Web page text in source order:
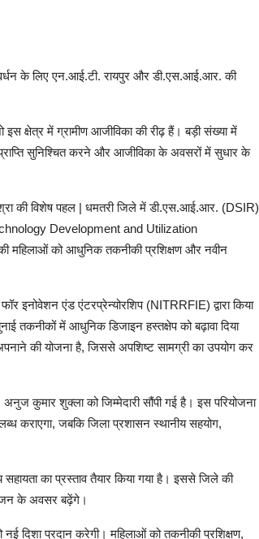
के लिए एन.आई.टी. रायपुर और डी.एस.आई.आर. की
क्षेत्र में ग्रामीण आजीविका की रीढ़ हैं। बड़ी संख्या में
सुनिश्चित करने और आजीविका के अवसरों में सुधार के
की विशेष पहल | धमतरी जिले में डी.एस.आई.आर. (DSIR)
Development and Utilization
महिलाओं को आधुनिक तकनीकी प्रशिक्षण और नवीन
इनोवेशन एंड एंटरप्रेन्योरशिप (NITRRFIE) द्वारा किया
तकनीकों में आधुनिक डिजाइन हस्तक्षेप को बढ़ावा दिया
की योजना है, जिससे अपशिष्ट सामग्री का उपयोग कर
कुमार शुक्ला को जिम्मेदारी सौंपी गई है। इस परियोजना
कराएगा, जबकि जिला प्रशासन स्थानीय सहयोग,
का प्रस्ताव तैयार किया गया है। इससे जिले की
सृजन के अवसर बढ़ेंगे।
दिशा प्रदान करेगी। महिलाओं को तकनीकी प्रशिक्षण,